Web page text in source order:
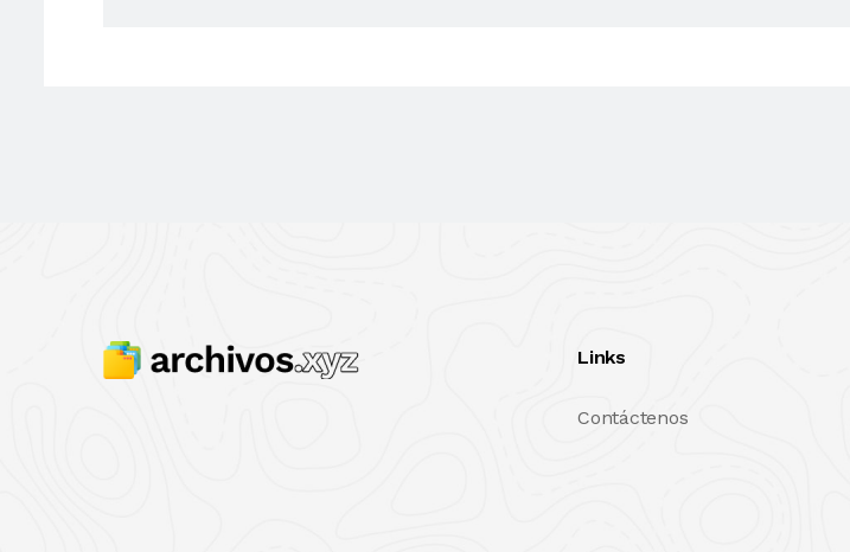
Links
Contáctenos